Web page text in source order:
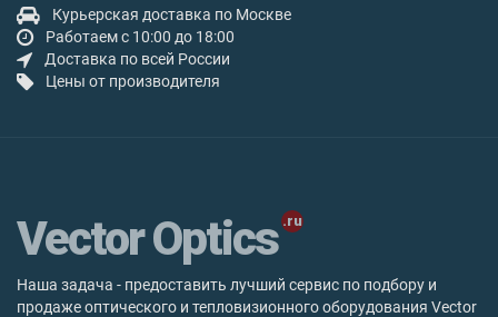
Курьерская доставка по Москве
Работаем с 10:00 до 18:00
Доставка по всей России
Цены от производителя
Vector Optics
Наша задача - предоставить лучший сервис по подбору и
продаже оптического и тепловизионного оборудования Vector